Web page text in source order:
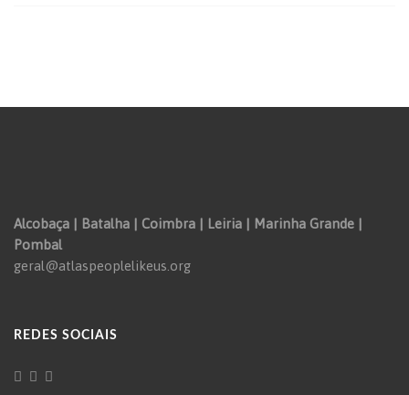
Alcobaça | Batalha | Coimbra | Leiria | Marinha Grande |
Pombal
geral@atlaspeoplelikeus.org
REDES SOCIAIS